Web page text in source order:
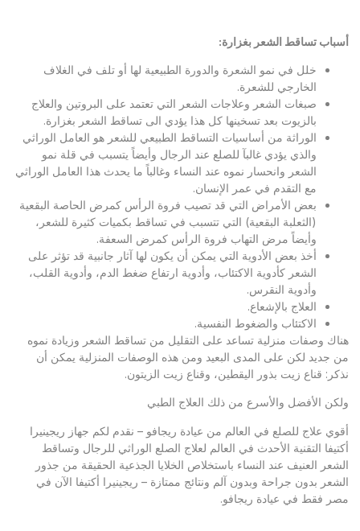
أسباب تساقط الشعر بغزارة:
خلل في نمو الشعرة والدورة الطبيعية لها أو تلف في الغلاف
الخارجي للشعرة.
صبغات الشعر وعلاجات الشعر التي تعتمد على البروتين والعلاج
بالزيوت بعد تسخينها كل هذا يؤدي الى تساقط الشعر بغزارة.
الوراثة من أساسيات التساقط الطبيعي للشعر هو العامل الوراثي
والذي يؤدي غالبآ للصلع عند الرجال وأيضاً يتسبب في قلة نمو
الشعر وانحسار نموه عند النساء وغالباً ما يحدث هذا العامل الوراثي
مع التقدم في عمر الإنسان.
بعض الأمراض التي قد تصيب فروة الرأس كمرض الحاصة البقعية
(الثعلبة البقعية) التي تتسبب في تساقط بكميات كثيرة للشعر،
وأيضاً مرض التهاب فروة الرأس كمرض السعفة.
أخذ بعض الأدوية التي يمكن أن يكون لها آثار جانبية قد تؤثر على
الشعر كأدوية الاكتئاب، وأدوية ارتفاع ضغط الدم، وأدوية القلب،
وأدوية النقرس.
العلاج بالإشعاع.
الاكتئاب والضغوط النفسية.
هناك وصفات منزلية تساعد على التقليل من تساقط الشعر وزيادة نموه
من جديد لكن على المدى البعيد ومن هذه الوصفات المنزلية يمكن أن
نذكر: قناع زيت بذور اليقطين، وقناع زيت الزيتون.
ولكن الأفضل والأسرع من ذلك العلاج الطبي
أقوي علاج للصلع في العالم من عيادة ريجافو – نقدم لكم جهاز ريجينيرا
أكتيفا التقنية الأحدث في العالم لعلاج الصلع الوراثي للرجال وتساقط
الشعر العنيف عند النساء باستخلاص الخلايا الجذعية الحقيقة من جذور
الشعر بدون جراحة وبدون آلم ونتائج ممتازة – ريجينيرا أكتيفا الآن في
مصر فقط في عيادة ريجافو.